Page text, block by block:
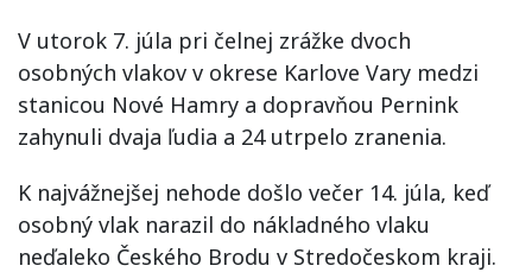
V utorok 7. júla pri čelnej zrážke dvoch
osobných vlakov v okrese Karlove Vary medzi
stanicou Nové Hamry a dopravňou Pernink
zahynuli dvaja ľudia a 24 utrpelo zranenia.
K najvážnejšej nehode došlo večer 14. júla, keď
osobný vlak narazil do nákladného vlaku
neďaleko Českého Brodu v Stredočeskom kraji.